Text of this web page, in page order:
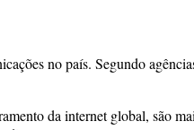
no país. Segundo
da internet global, são